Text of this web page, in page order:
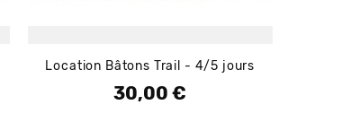
Location Bâtons Trail - 4/5 jours
Prix
30,00 €